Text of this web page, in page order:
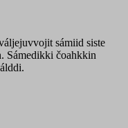
sámiid siste
Sámedikki čoahkkin